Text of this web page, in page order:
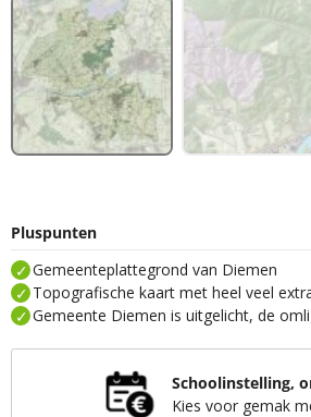
Pluspunten
Gemeenteplattegrond van Diemen
Topografische kaart met heel veel
Gemeente Diemen is uitgelicht, de
Schoolinstelling,
Kies voor gemak